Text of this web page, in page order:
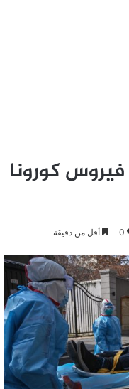
كورونا
0 أقل من دقيقة